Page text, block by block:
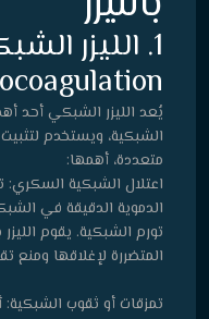
يُعد الليزر الشبكي أحد
الشبكية، ويستخدم
متعددة، أهمها:
اعتلال الشبكية
الدموية الدقيقة في
تورم الشبكية. يقوم
المتضررة لإغلاقها ومنع
تمزقات أو ثقوب